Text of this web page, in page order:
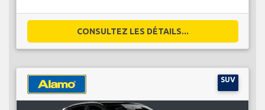
CONSULTEZ LES DÉTAILS...
SUV